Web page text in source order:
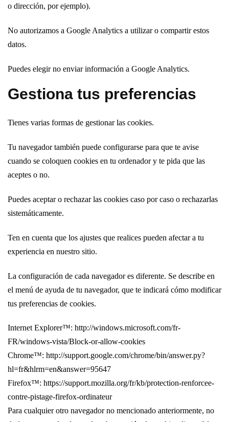
o dirección, por ejemplo).
No autorizamos a Google Analytics a utilizar o compartir estos
datos.
Puedes elegir no enviar información a Google Analytics.
Gestiona tus preferencias
Tienes varias formas de gestionar las cookies.
Tu navegador también puede configurarse para que te avise
cuando se coloquen cookies en tu ordenador y te pida que las
aceptes o no.
Puedes aceptar o rechazar las cookies caso por caso o rechazarlas
sistemáticamente.
Ten en cuenta que los ajustes que realices pueden afectar a tu
experiencia en nuestro sitio.
La configuración de cada navegador es diferente. Se describe en
el menú de ayuda de tu navegador, que te indicará cómo modificar
tus preferencias de cookies.
Internet Explorer™: http://windows.microsoft.com/fr-
FR/windows-vista/Block-or-allow-cookies
Chrome™: http://support.google.com/chrome/bin/answer.py?
hl=fr&hlrm=en&answer=95647
Firefox™: https://support.mozilla.org/fr/kb/protection-renforcee-
contre-pistage-firefox-ordinateur
Para cualquier otro navegador no mencionado anteriormente, no